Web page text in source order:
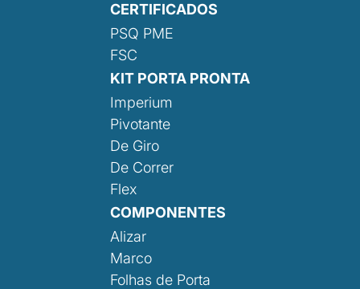
CERTIFICADOS
PSQ PME
FSC
KIT PORTA PRONTA
Imperium
Pivotante
De Giro
De Correr
Flex
COMPONENTES
Alizar
Marco
Folhas de Porta